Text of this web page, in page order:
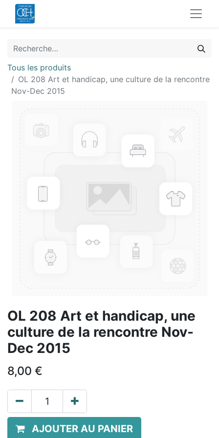
Tous les produits
OL 208 Art et handicap, une culture de la rencontre
Nov-Dec 2015
OL 208 Art et handicap, une
culture de la rencontre Nov-
Dec 2015
8,00 €
AJOUTER AU PANIER